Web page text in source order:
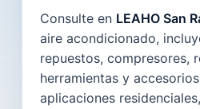
Consulte en LEAHO San
aire acondicionado,
repuestos, compresores,
herramientas y
aplicaciones